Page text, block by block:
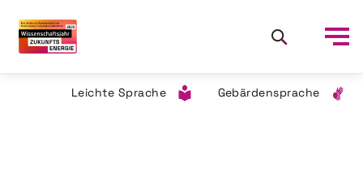
Leichte Sprache Gebärdensprache